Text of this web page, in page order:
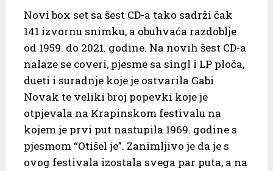
Novi box set sa šest CD-a tako sadrži čak
141 izvornu snimku, a obuhvaća razdoblje
od 1959. do 2021. godine. Na novih šest CD-a
nalaze se coveri, pjesme sa singl i LP ploča,
dueti i suradnje koje je ostvarila Gabi
Novak te veliki broj popevki koje je
otpjevala na Krapinskom festivalu na
kojem je prvi put nastupila 1969. godine s
pjesmom “Otišel je”. Zanimljivo je da je s
ovog festivala izostala svega par puta, a na